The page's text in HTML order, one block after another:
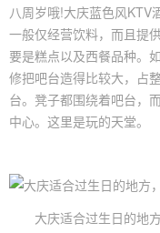
八周岁哦!大庆蓝色风KTV
一般仅经营饮料，而且提
要是糕点以及西餐品种。
修把吧台造得比较大，占
台。凳子都围绕着吧台，
中心。这里是玩的天堂。
大庆适合过生日的地方